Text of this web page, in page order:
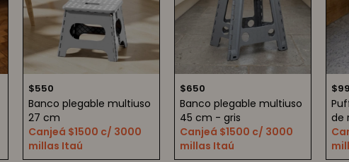
$550
Banco plegable multiuso
27 cm
Canjeá $1500 c/ 3000
millas Itaú
$650
Banco plegable multiuso
45 cm - gris
Canjeá $1500 c/ 3000
millas Itaú
$
de